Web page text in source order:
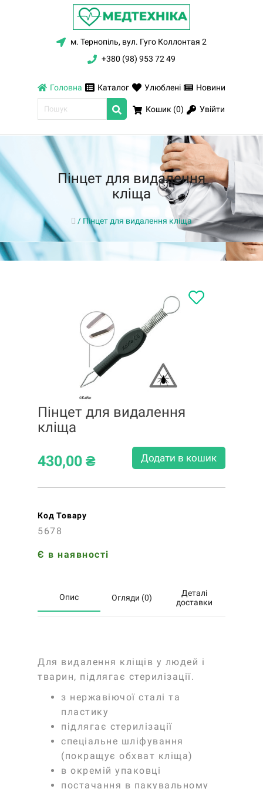
м. Тернопіль, вул. Гуго Коллонтая 2
+380 (98) 953 72 49
Головна Каталог Улюблені Новини
Кошик (0) Увійти
Пінцет для видалення
кліща
/ Пінцет для видалення кліща
Пінцет для видалення
кліща
430,00 ₴ Додати в кошик
Код Товару
5678
Є в наявності
Опис Огляди (0)
Деталі
доставки
Для видалення кліщів у людей і
тварин, підлягає стерилізації.
з нержавіючої сталі та
пластику
підлягає стерилізації
спеціальне шліфування
(покращує обхват кліща)
в окремій упаковці
постачання в пакувальному